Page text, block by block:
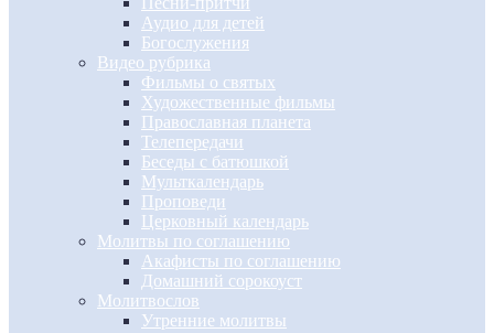
Аудио для детей
Богослужения
Видео рубрика
Фильмы о святых
Художественные фильмы
Православная планета
Телепередачи
Беседы с батюшкой
Мульткалендарь
Проповеди
Церковный календарь
Молитвы по соглашению
Акафисты по соглашению
Домашний сорокоуст
Молитвослов
Утренние молитвы